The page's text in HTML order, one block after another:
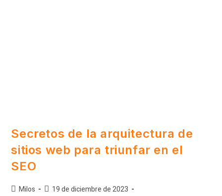
Secretos de la arquitectura de
sitios web para triunfar en el
SEO
Milos
19 de diciembre de 2023